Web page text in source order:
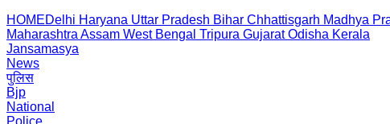
HOMEDelhi Haryana Uttar Pradesh Bihar Chhattisgarh Madhya
Maharashtra Assam West Bengal Tripura Gujarat Odisha Kerala
Jansamasya
News
पुलिस
Bjp
National
Police